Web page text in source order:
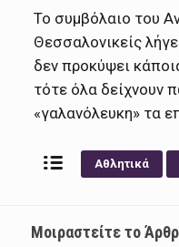
Το συμβόλαιο του
Θεσσαλονικείς
δεν προκύψει
τότε όλα δείχνουν
«γαλανόλευκη» τα
Αθλητικά
Μοιραστείτε το